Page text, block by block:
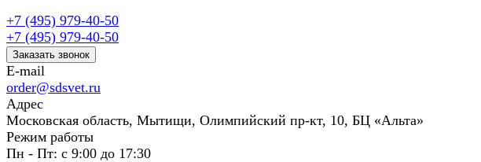
+7 (495) 979-40-50
+7 (495) 979-40-50
Заказать звонок
E-mail
order@sdsvet.ru
Адрес
Московская область, Мытищи, Олимпийский пр-кт, 10, БЦ «Альта»
Режим работы
Пн - Пт: с 9:00 до 17:30